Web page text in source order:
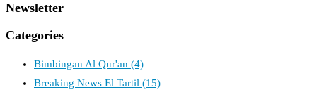
Newsletter
Categories
Bimbingan Al Qur'an (4)
Breaking News El Tartil (15)